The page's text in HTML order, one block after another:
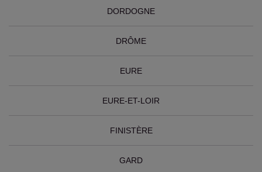
DORDOGNE
DRÔME
EURE
EURE-ET-LOIR
FINISTÈRE
GARD